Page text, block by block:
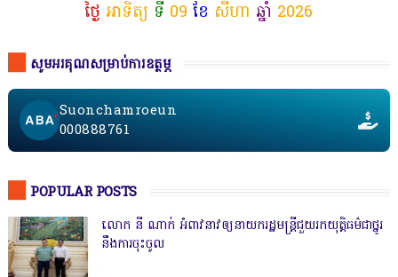
ថ្ងៃ អាទិត្យ ទី 09 ខែ សីហា ឆ្នាំ 2026
សូមអរគុណសម្រាប់ការឧត្ថម្ភ
Suonchamroeun
000888761
POPULAR POSTS
លោក នី ណាក់ អំពាវនាវឲ្យនាយករដ្ឋមន្ត្រីជួយរកយុត្តិធម៌ជាថ្នូរ
នឹងការចុះចូល